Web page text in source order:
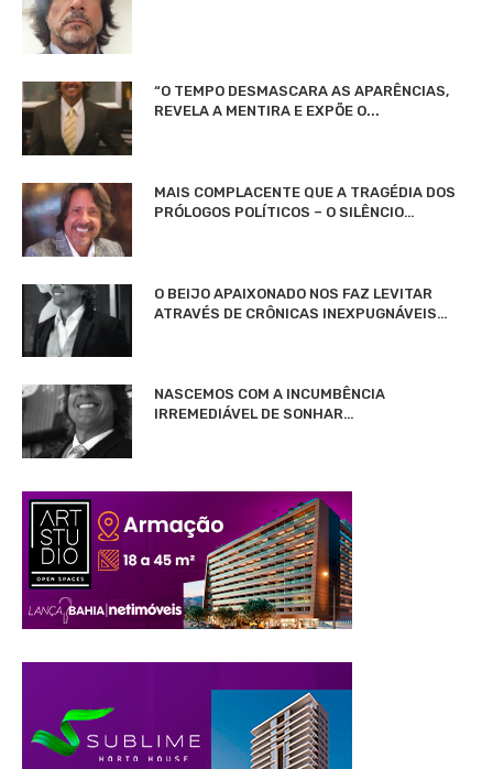
“O TEMPO DESMASCARA AS APARÊNCIAS,
REVELA A MENTIRA E EXPÕE O...
MAIS COMPLACENTE QUE A TRAGÉDIA DOS
PRÓLOGOS POLÍTICOS – O SILÊNCIO…
O BEIJO APAIXONADO NOS FAZ LEVITAR
ATRAVÉS DE CRÔNICAS INEXPUGNÁVEIS…
NASCEMOS COM A INCUMBÊNCIA
IRREMEDIÁVEL DE SONHAR…